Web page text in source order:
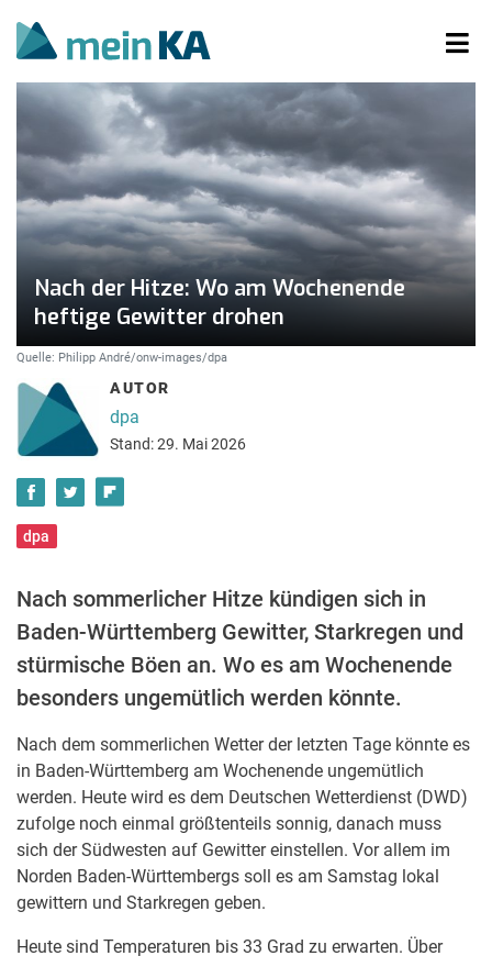
Nach der Hitze: Wo am Wochenende
heftige Gewitter drohen
Quelle: Philipp André/onw-images/dpa
AUTOR
dpa
Stand: 29. Mai 2026
dpa
Nach sommerlicher Hitze kündigen sich in
Baden-Württemberg Gewitter, Starkregen und
stürmische Böen an. Wo es am Wochenende
besonders ungemütlich werden könnte.
Nach dem sommerlichen Wetter der letzten Tage könnte es
in Baden-Württemberg am Wochenende ungemütlich
werden. Heute wird es dem Deutschen Wetterdienst (DWD)
zufolge noch einmal größtenteils sonnig, danach muss
sich der Südwesten auf Gewitter einstellen. Vor allem im
Norden Baden-Württembergs soll es am Samstag lokal
gewittern und Starkregen geben.
Heute sind Temperaturen bis 33 Grad zu erwarten. Über